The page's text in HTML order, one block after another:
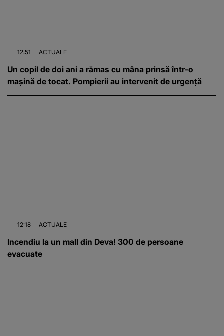
12:51 ACTUALE
Un copil de doi ani a rămas cu mâna prinsă într-o
mașină de tocat. Pompierii au intervenit de urgență
12:18 ACTUALE
Incendiu la un mall din Deva! 300 de persoane
evacuate